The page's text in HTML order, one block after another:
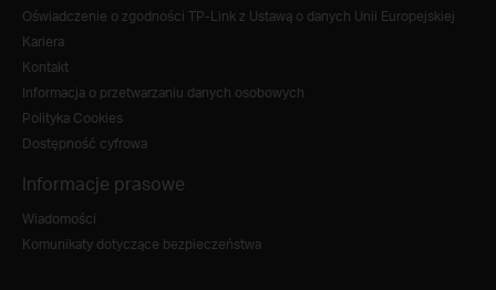
Oświadczenie o zgodności TP-Link z Ustawą o danych Unii Europejskiej
Kariera
Kontakt
Informacja o przetwarzaniu danych osobowych
Polityka Cookies
Dostępność cyfrowa
Informacje prasowe
Wiadomości
Komunikaty dotyczące bezpieczeństwa